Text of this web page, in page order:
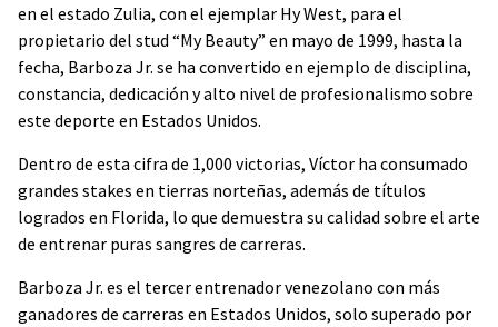
en el estado Zulia, con el ejemplar Hy West, para el
propietario del stud “My Beauty” en mayo de 1999, hasta la
fecha, Barboza Jr. se ha convertido en ejemplo de disciplina,
constancia, dedicación y alto nivel de profesionalismo sobre
este deporte en Estados Unidos.
Dentro de esta cifra de 1,000 victorias, Víctor ha consumado
grandes stakes en tierras norteñas, además de títulos
logrados en Florida, lo que demuestra su calidad sobre el arte
de entrenar puras sangres de carreras.
Barboza Jr. es el tercer entrenador venezolano con más
ganadores de carreras en Estados Unidos, solo superado por